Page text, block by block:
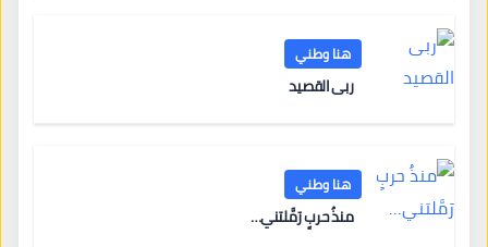
هنا وطني
ربى القصيد
هنا وطني
منذُ حربٍ رَمَّلتني…